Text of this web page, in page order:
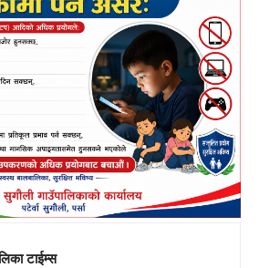
टाईम्स